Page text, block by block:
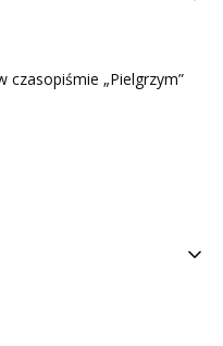
czasopiśmie „Pielgrzym”